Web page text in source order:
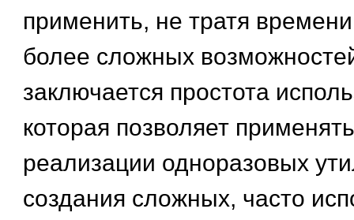
применить, не тратя
более сложных
заключается простота
которая позволяет
реализации одноразовых
создания сложных, часто